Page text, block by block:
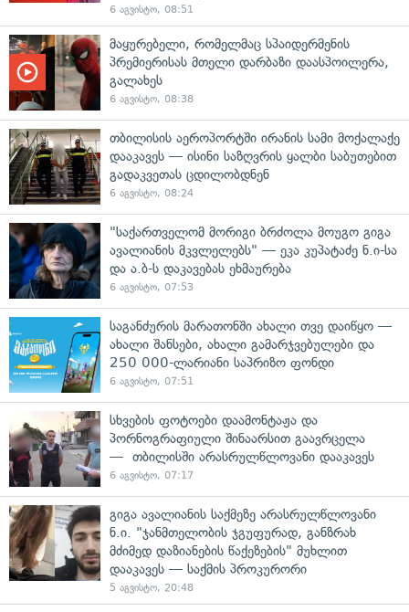
6 აგვისტო, 08:51
მაყურებელი, რომელმაც სპაიდერმენის
პრემიერისას მთელი დარბაზი დაასპოილერა,
გალახეს
6 აგვისტო, 08:38
თბილისის აეროპორტში ირანის სამი მოქალაქე
დააკავეს — ისინი საზღვრის ყალბი საბუთებით
გადაკვეთას ცდილობდნენ
6 აგვისტო, 08:24
"საქართველომ მორიგი ბრძოლა მოუგო გიგა
ავალიანის მკვლელებს" — ეკა კუპატაძე ნ.ი-სა
და ა.ბ-ს დაკავებას ეხმაურება
6 აგვისტო, 07:53
საგანძურის მარათონში ახალი თვე დაიწყო —
ახალი შანსები, ახალი გამარჯვებულები და
250 000-ლარიანი საპრიზო ფონდი
6 აგვისტო, 07:51
სხვების ფოტოები დაამონტაჟა და
პორნოგრაფიული შინაარსით გაავრცელა
— თბილისში არასრულწლოვანი დააკავეს
6 აგვისტო, 07:17
გიგა ავალიანის საქმეზე არასრულწლოვანი
ნ.ი. "ჯანმთელობის ჯგუფურად, განზრახ
მძიმედ დაზიანების წაქეზების" მუხლით
დააკავეს — საქმის პროკურორი
5 აგვისტო, 20:48